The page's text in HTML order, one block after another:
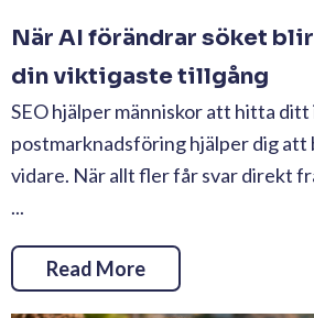
När AI förändrar söket
din viktigaste tillgång
SEO hjälper människor att hitta ditt
postmarknadsföring hjälper dig att
vidare. När allt fler får svar direkt
...
Read More